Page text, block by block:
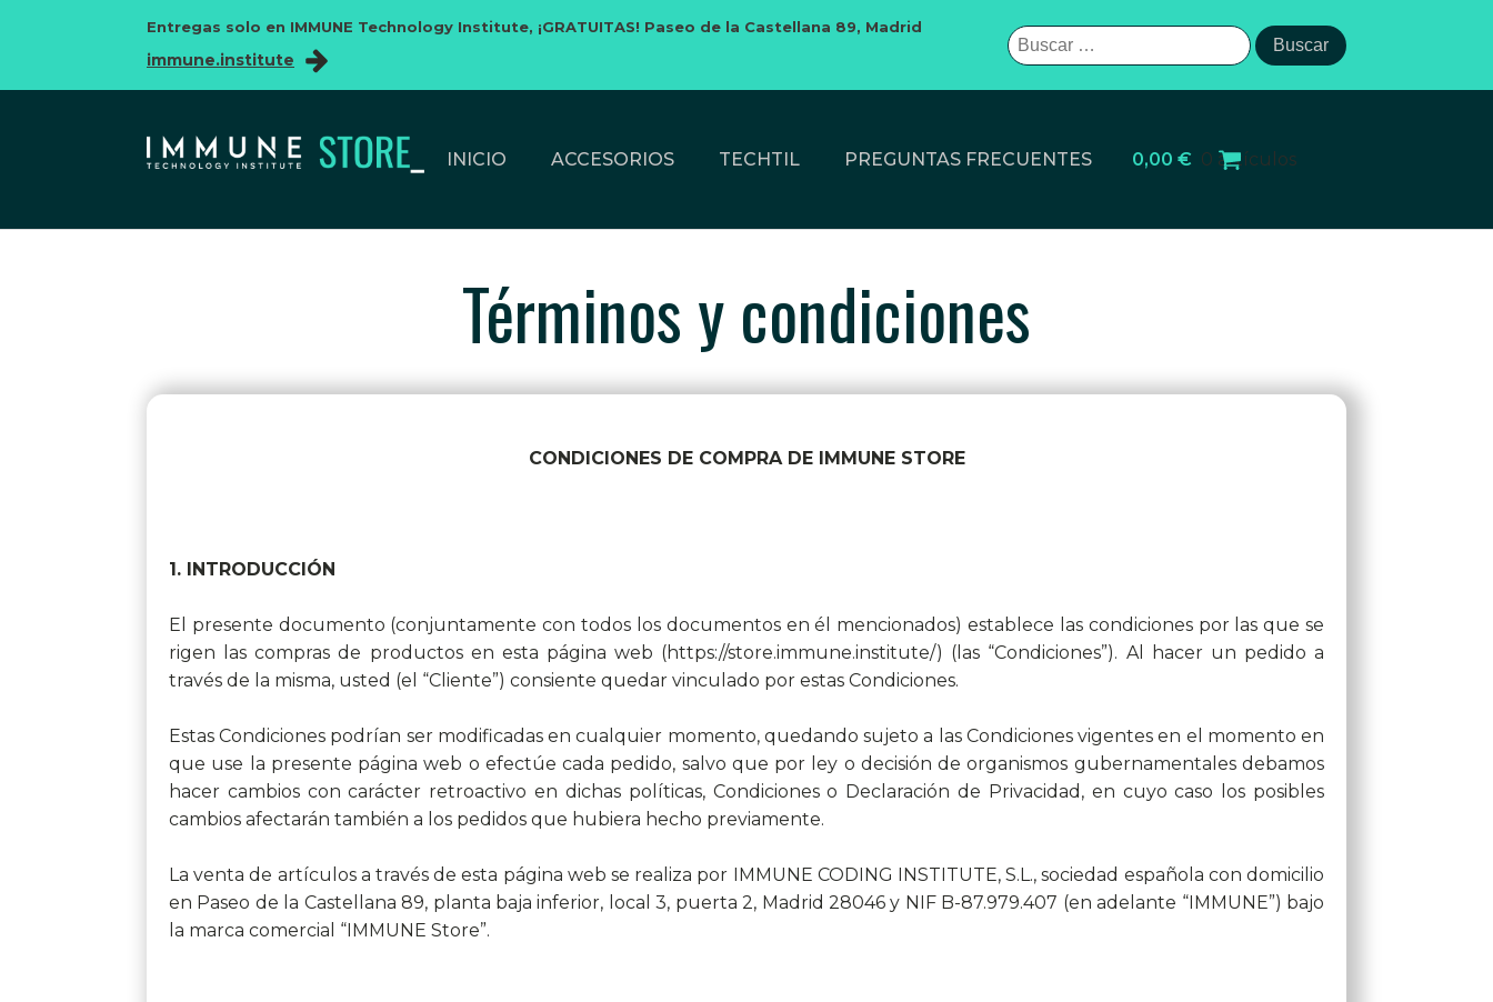
Entregas solo en IMMUNE Technology Institute, ¡GRATUITAS! Paseo de la Castellana 89, Madrid
immune.institute
Buscar:
INICIO ACCESORIOS TECHTIL PREGUNTAS FRECUENTES 0,00 € 0 artículos
Términos y condiciones
CONDICIONES DE COMPRA DE IMMUNE STORE
1. INTRODUCCIÓN
El presente documento (conjuntamente con todos los documentos en él mencionados) establece las condiciones por las que se
rigen las compras de productos en esta página web (https://store.immune.institute/) (las “Condiciones”). Al hacer un pedido a
través de la misma, usted (el “Cliente”) consiente quedar vinculado por estas Condiciones.
Estas Condiciones podrían ser modificadas en cualquier momento, quedando sujeto a las Condiciones vigentes en el momento en
que use la presente página web o efectúe cada pedido, salvo que por ley o decisión de organismos gubernamentales debamos
hacer cambios con carácter retroactivo en dichas políticas, Condiciones o Declaración de Privacidad, en cuyo caso los posibles
cambios afectarán también a los pedidos que hubiera hecho previamente.
La venta de artículos a través de esta página web se realiza por IMMUNE CODING INSTITUTE, S.L., sociedad española con domicilio
en ​Paseo de la Castellana 89, planta baja inferior, local 3, puerta 2, Madrid 28046 y NIF B-87.979.407 (en adelante “IMMUNE”) bajo
la marca comercial “IMMUNE Store”.